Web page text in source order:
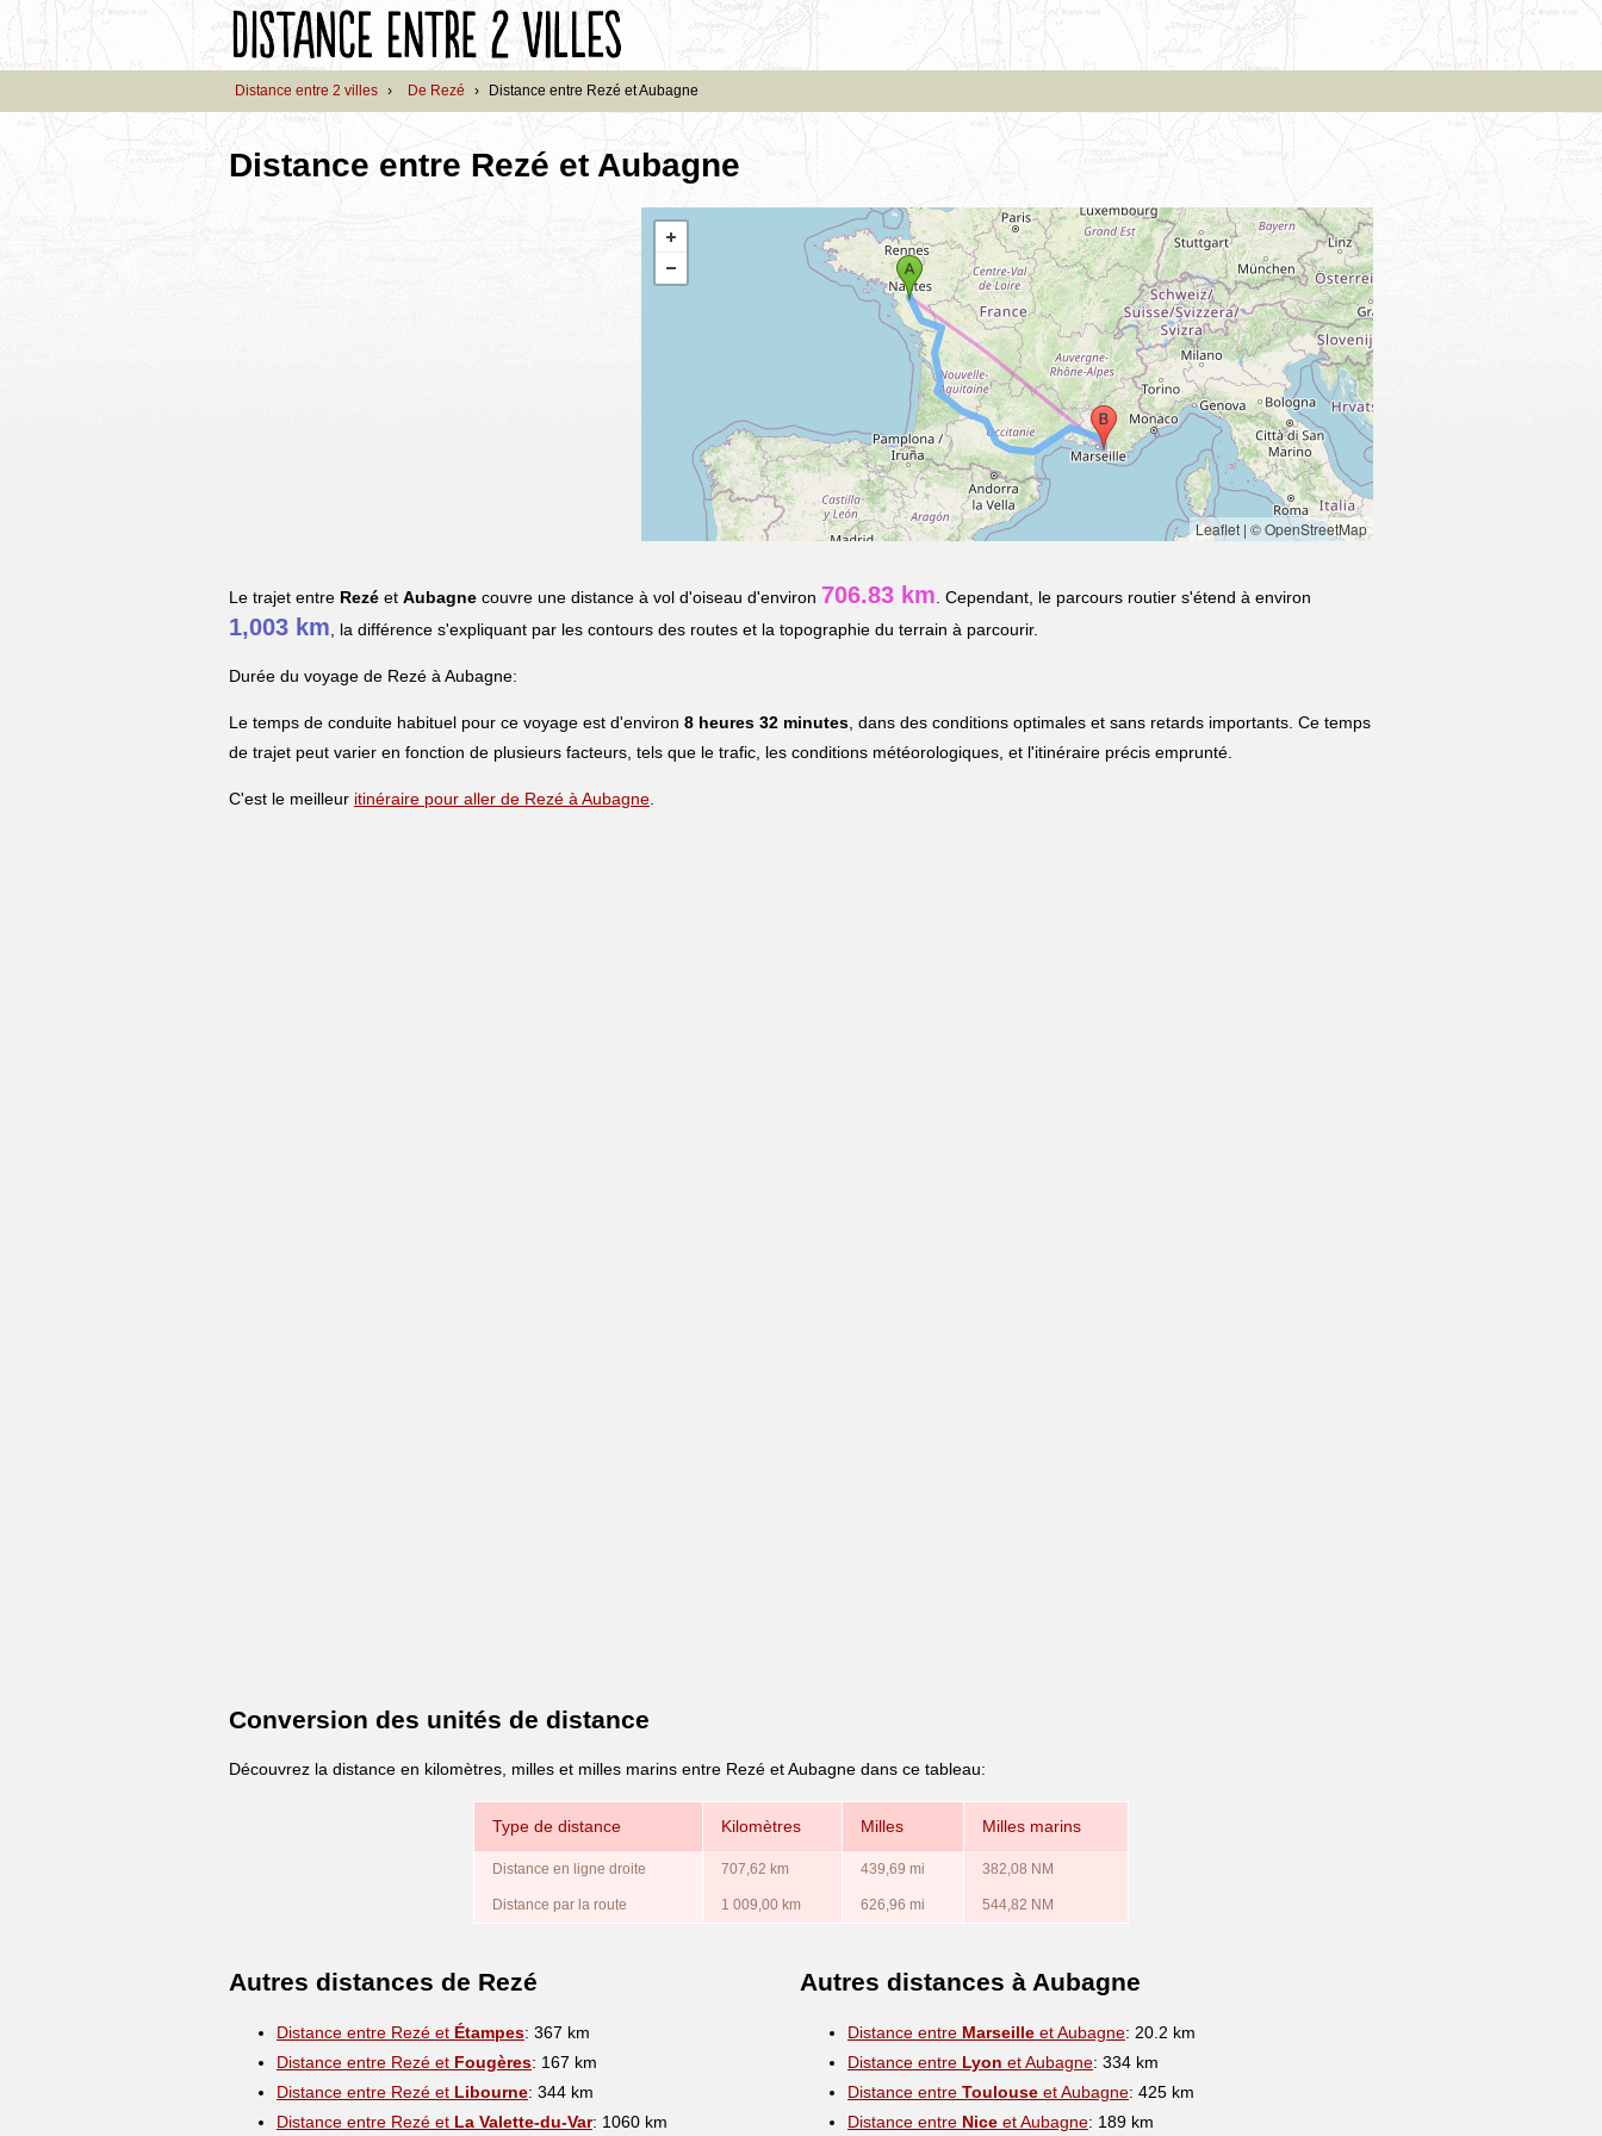
Distance entre 2 villes › De Rezé › Distance entre Rezé et Aubagne
Distance entre Rezé et Aubagne
Leaflet | © OpenStreetMap
Le trajet entre Rezé et Aubagne couvre une distance à vol d'oiseau d'environ 706.83 km . Cependant, le parcours routier s'étend à environ
1,003 km , la différence s'expliquant par les contours des routes et la topographie du terrain à parcourir.
Durée du voyage de Rezé à Aubagne:
Le temps de conduite habituel pour ce voyage est d'environ 8 heures 32 minutes , dans des conditions optimales et sans retards importants. Ce temps
de trajet peut varier en fonction de plusieurs facteurs, tels que le trafic, les conditions météorologiques, et l'itinéraire précis emprunté.
C'est le meilleur itinéraire pour aller de Rezé à Aubagne
Conversion des unités de distance
Découvrez la distance en kilomètres, milles et milles marins entre Rezé et Aubagne dans ce tableau:
Type de distance Kilomètres Milles Milles marins
Distance en ligne droite 707,62 km 439,69 mi 382,08 NM
Distance par la route 1 009,00 km 626,96 mi 544,82 NM
Autres distances de Rezé
Distance entre Rezé et Étampes: 367 km
Distance entre Rezé et Fougères: 167 km
Distance entre Rezé et Libourne: 344 km
Distance entre Rezé et La Valette-du-Var: 1060 km
Autres distances à Aubagne
Distance entre Marseille et Aubagne: 20.2 km
Distance entre Lyon et Aubagne: 334 km
Distance entre Toulouse et Aubagne: 425 km
Distance entre Nice et Aubagne: 189 km